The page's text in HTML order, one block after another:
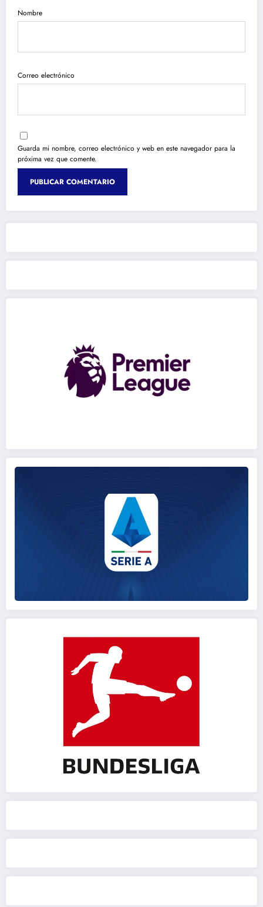
Nombre
Correo electrónico
Guarda mi nombre, correo electrónico y web en este navegador para la
próxima vez que comente.